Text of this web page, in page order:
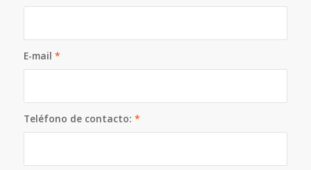
E-mail *
Teléfono de contacto: *